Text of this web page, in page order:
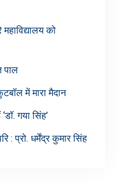
को
पाल
में मारा मैदान
गया सिंह’
: प्रो. धर्मेंद्र कुमार सिंह